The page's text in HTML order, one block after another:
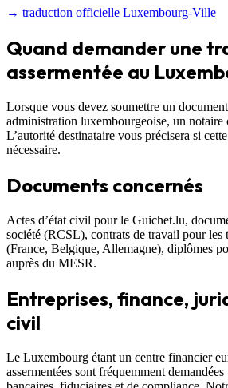
→ traduction officielle Luxembourg-Ville
Quand demander une
assermentée au
Lorsque vous devez soumettre un
administration luxembourgeoise, un notaire
L’autorité destinataire vous précisera si
nécessaire.
Documents concernés
Actes d’état civil pour le Guichet.lu,
société (RCSL), contrats de travail pour les
(France, Belgique, Allemagne), diplômes
auprès du MESR.
Entreprises, finance,
civil
Le Luxembourg étant un centre financier
assermentées sont fréquemment